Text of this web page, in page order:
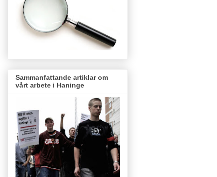
Sammanfattande artiklar om
vårt arbete i Haninge